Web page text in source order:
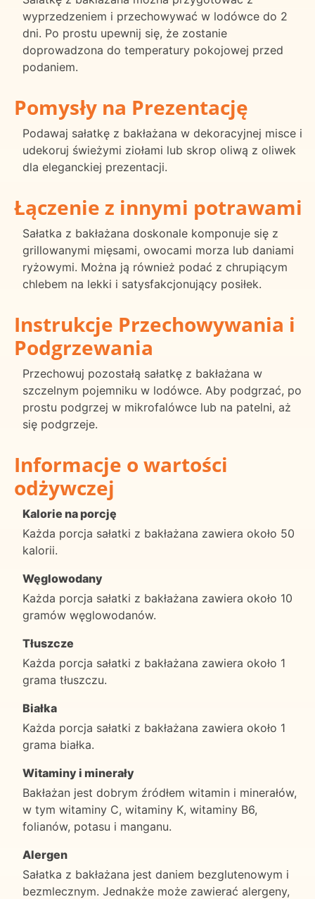
wyprzedzeniem i przechowywać w lodówce do 2
dni. Po prostu upewnij się, że zostanie
doprowadzona do temperatury pokojowej przed
podaniem.
Pomysły na Prezentację
Podawaj sałatkę z bakłażana w dekoracyjnej misce i
udekoruj świeżymi ziołami lub skrop oliwą z oliwek
dla eleganckiej prezentacji.
Łączenie z innymi potrawami
Sałatka z bakłażana doskonale komponuje się z
grillowanymi mięsami, owocami morza lub daniami
ryżowymi. Można ją również podać z chrupiącym
chlebem na lekki i satysfakcjonujący posiłek.
Instrukcje Przechowywania i
Podgrzewania
Przechowuj pozostałą sałatkę z bakłażana w
szczelnym pojemniku w lodówce. Aby podgrzać, po
prostu podgrzej w mikrofalówce lub na patelni, aż
się podgrzeje.
Informacje o wartości
odżywczej
Kalorie na porcję
Każda porcja sałatki z bakłażana zawiera około 50
kalorii.
Węglowodany
Każda porcja sałatki z bakłażana zawiera około 10
gramów węglowodanów.
Tłuszcze
Każda porcja sałatki z bakłażana zawiera około 1
grama tłuszczu.
Białka
Każda porcja sałatki z bakłażana zawiera około 1
grama białka.
Witaminy i minerały
Bakłażan jest dobrym źródłem witamin i minerałów,
w tym witaminy C, witaminy K, witaminy B6,
folianów, potasu i manganu.
Alergen
Sałatka z bakłażana jest daniem bezglutenowym i
bezmlecznym. Jednakże może zawierać alergeny,